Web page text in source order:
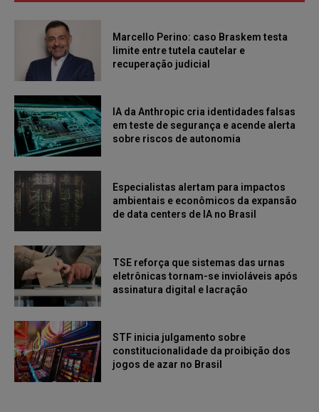
Marcello Perino: caso Braskem testa
limite entre tutela cautelar e
recuperação judicial
IA da Anthropic cria identidades falsas
em teste de segurança e acende alerta
sobre riscos de autonomia
Especialistas alertam para impactos
ambientais e econômicos da expansão
de data centers de IA no Brasil
TSE reforça que sistemas das urnas
eletrônicas tornam-se invioláveis após
assinatura digital e lacração
STF inicia julgamento sobre
constitucionalidade da proibição dos
jogos de azar no Brasil